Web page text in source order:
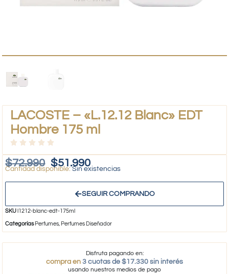
LACOSTE – «L.12.12 Blanc» EDT
Hombre 175 ml
$72.990 $51.990
Sin existencias
SEGUIR COMPRANDO
SKU l1212-blanc-edt-175ml
Categorías Perfumes, Perfumes Diseñador
Disfruta pagando en:
compra en 3 cuotas de $17.330 sin interés
usando nuestros medios de pago